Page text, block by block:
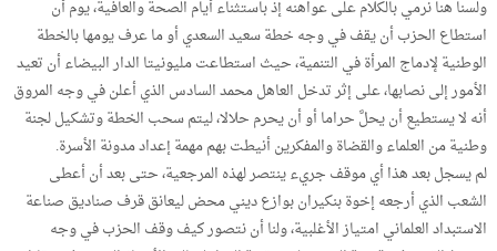
ولسنا هنا نرمي بالكلام على عواهنه إذ باستثناء أيام الصحة والعافية، يوم أن
استطاع الحزب أن يقف في وجه خطة سعيد السعدي أو ما عرف يومها بالخطة
الوطنية لإدماج المرأة في التنمية، حيث استطاعت مليونيتا الدار البيضاء أن تعيد
الأمور إلى نصابها، على إثر تدخل العاهل محمد السادس الذي أعلن في وجه المروق
أنه لا يستطيع أن يحلَّ حراما أو أن يحرم حلالا، ليتم سحب الخطة وتشكيل لجنة
وطنية من العلماء والقضاة والمفكرين أنيطت بهم مهمة إعداد مدونة الأسرة.
لم يسجل بعد هذا أي موقف جريء ينتصر لهذه المرجعية، حتى بعد أن أعطى
الشعب الذي أرجعه إخوة بنكيران بوازع ديني محض ليعانق قرف صناديق صناعة
الاستبداد العلماني امتياز الأغلبية، ولنا أن نتصور كيف وقف الحزب في وجه